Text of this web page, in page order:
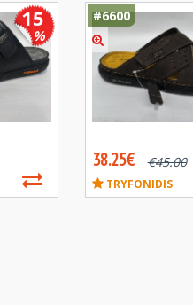
15
%
38.25€ €45.00
TRYFONIDIS
#6600